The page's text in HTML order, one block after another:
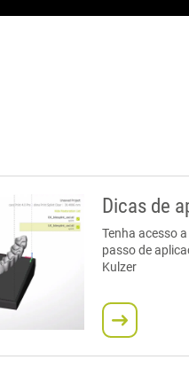
Dicas de
Tenha acesso
passo de
Kulzer